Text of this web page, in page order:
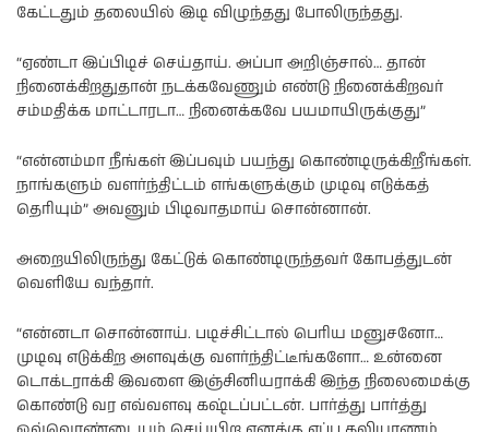
கேட்டதும் தலையில் இடி விழுந்தது போலிருந்தது.
“ஏண்டா இப்பிடிச் செய்தாய். அப்பா அறிஞ்சால்… தான்
நினைக்கிறதுதான் நடக்கவேணும் எண்டு நினைக்கிறவர்
சம்மதிக்க மாட்டாரடா… நினைக்கவே பயமாயிருக்குது”
“என்னம்மா நீங்கள் இப்பவும் பயந்து கொண்டிருக்கிறீங்கள்.
நாங்களும் வளர்ந்திட்டம் எங்களுக்கும் முடிவு எடுக்கத்
தெரியும்” அவனும் பிடிவாதமாய் சொன்னான்.
அறையிலிருந்து கேட்டுக் கொண்டிருந்தவர் கோபத்துடன்
வெளியே வந்தார்.
“என்னடா சொன்னாய். படிச்சிட்டால் பெரிய மனுசனோ…
முடிவு எடுக்கிற அளவுக்கு வளர்ந்திட்டீங்களோ… உன்னை
டொக்டராக்கி இவளை இஞ்சினியராக்கி இந்த நிலைமைக்கு
கொண்டு வர எவ்வளவு கஷ்டப்பட்டன். பார்த்து பார்த்து